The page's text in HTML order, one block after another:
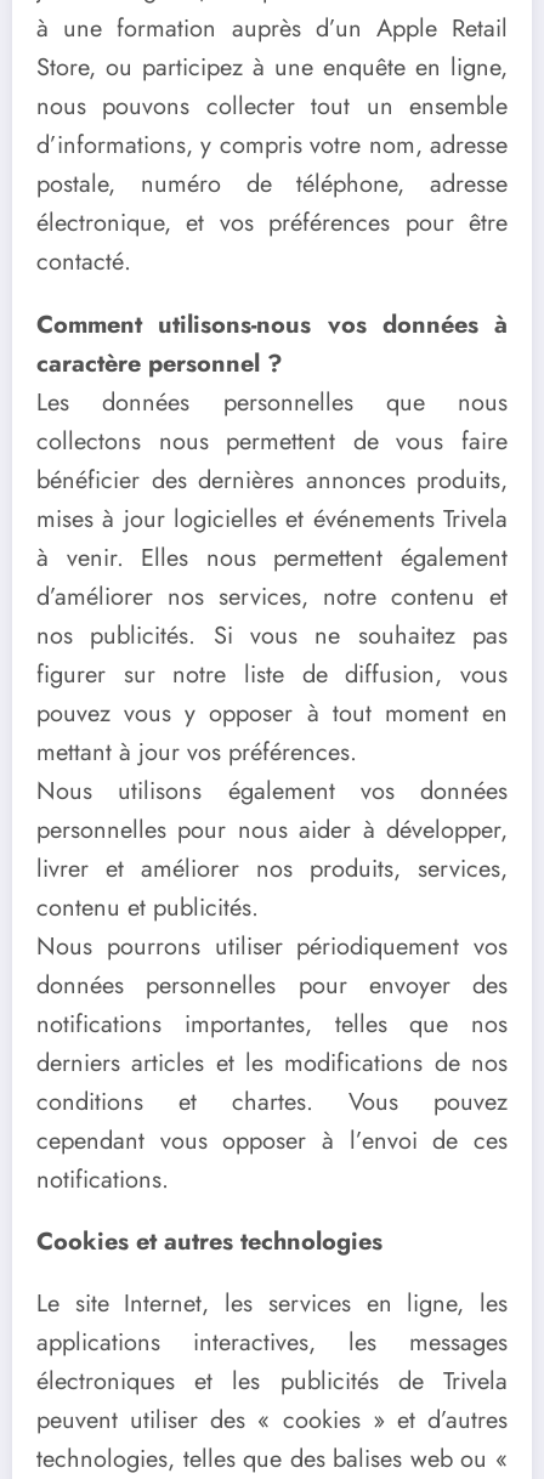
à une formation auprès d’un Apple Retail
Store, ou participez à une enquête en ligne,
nous pouvons collecter tout un ensemble
d’informations, y compris votre nom, adresse
postale, numéro de téléphone, adresse
électronique, et vos préférences pour être
contacté.
Comment utilisons-nous vos données à
caractère personnel ?
Les données personnelles que nous
collectons nous permettent de vous faire
bénéficier des dernières annonces produits,
mises à jour logicielles et événements Trivela
à venir. Elles nous permettent également
d’améliorer nos services, notre contenu et
nos publicités. Si vous ne souhaitez pas
figurer sur notre liste de diffusion, vous
pouvez vous y opposer à tout moment en
mettant à jour vos préférences.
Nous utilisons également vos données
personnelles pour nous aider à développer,
livrer et améliorer nos produits, services,
contenu et publicités.
Nous pourrons utiliser périodiquement vos
données personnelles pour envoyer des
notifications importantes, telles que nos
derniers articles et les modifications de nos
conditions et chartes. Vous pouvez
cependant vous opposer à l’envoi de ces
notifications.
Cookies et autres technologies
Le site Internet, les services en ligne, les
applications interactives, les messages
électroniques et les publicités de Trivela
peuvent utiliser des « cookies » et d’autres
technologies, telles que des balises web ou «